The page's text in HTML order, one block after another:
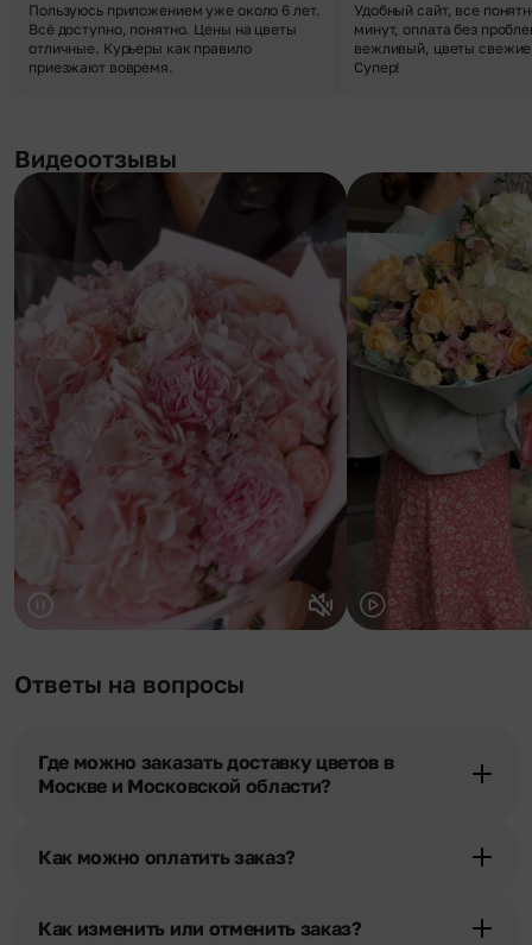
Пользуюсь приложением уже около 6 лет.
Всё доступно, понятно. Цены на цветы
отличные. Курьеры как правило
приезжают вовремя.
Удобный сайт, все
минут, оплата без
вежливый, цветы
Супер!
Видеоотзывы
Ответы на вопросы
Где можно заказать доставку цветов в
Москве и Московской области?
Как можно оплатить заказ?
Наличными.
Как изменить или отменить заказ?